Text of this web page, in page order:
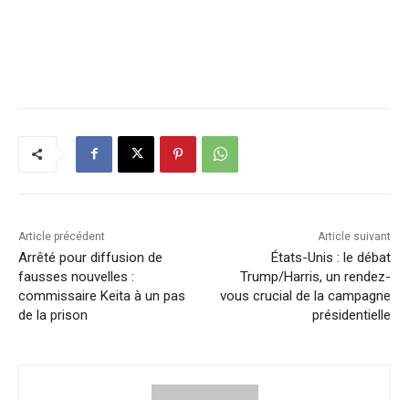
Article précédent
Arrêté pour diffusion de
fausses nouvelles :
commissaire Keita à un pas
de la prison
Article suivant
États-Unis : le débat
Trump/Harris, un rendez-
vous crucial de la campagne
présidentielle